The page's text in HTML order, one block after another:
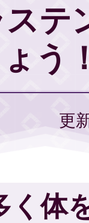
テ
う
更
く体